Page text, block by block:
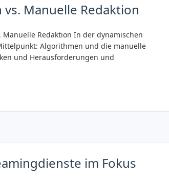
Manuelle Redaktion
Redaktion In der dynamischen
Algorithmen und die manuelle
und Herausforderungen und
im Fokus